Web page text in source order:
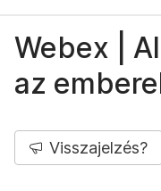
Webex |
az
Visszajelzés?